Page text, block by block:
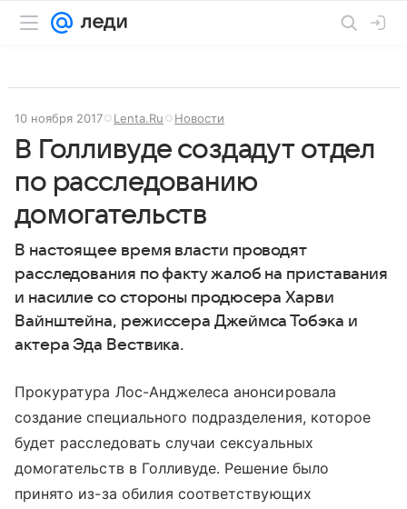
10 ноября 2017 Lenta.Ru Новости
В Голливуде создадут отдел
по расследованию
домогательств
В настоящее время власти проводят
расследования по факту жалоб на приставания
и насилие со стороны продюсера Харви
Вайнштейна, режиссера Джеймса Тобэка и
актера Эда Вествика.
Прокуратура Лос-Анджелеса анонсировала
создание специального подразделения, которое
будет расследовать случаи сексуальных
домогательств в Голливуде. Решение было
принято из-за обилия соответствующих